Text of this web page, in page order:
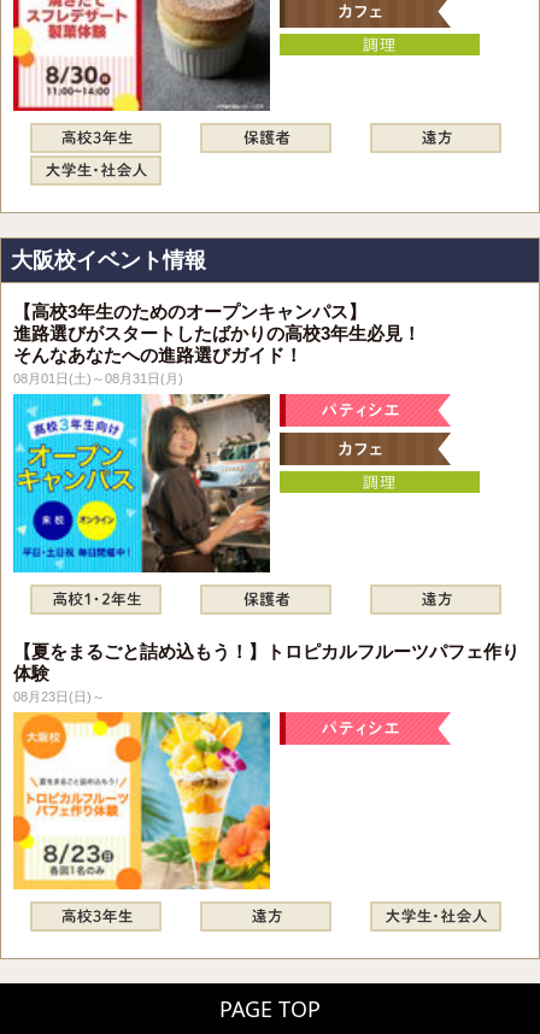
大阪校イベント情報
【高校3年生のためのオープンキャンパス】
進路選びがスタートしたばかりの高校3年生必見！
そんなあなたへの進路選びガイド！
08月01日(土)～08月31日(月)
【夏をまるごと詰め込もう！】トロピカルフルーツパフェ作り
体験
08月23日(日)～
PAGE TOP